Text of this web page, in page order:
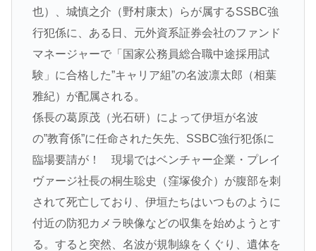
也）
城慎之介（野村康太）
らが属するSSBC強
行犯係に、ある日、元外資系証券会社のファンド
マネージャーで「国家公務員総合職中途採用試
験」に合格した”キャリア組”の名波凛太郎（相葉
雅紀） が配属される。
係長の葛原茂（光石研） によって伊垣が名波
の”教育係”に任命された矢先、SSBC強行犯係に
臨場要請が！ 現場ではベンチャー企業・プレイ
ヴァージ社長の桐生聡史（窪塚俊介）が腹部を刺
されて死亡しており、伊垣たちはいつものように
付近の防犯カメラ映像などの収集を始めようとす
る。すると突然、名波が規制線をくぐり、遺体を